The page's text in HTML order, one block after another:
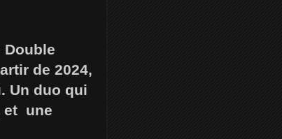
Double
de 2024,
Un duo qui
et une